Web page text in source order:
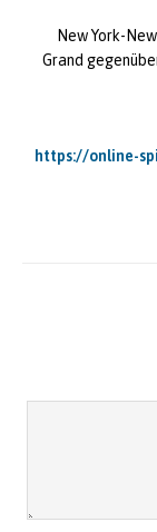
New York-
Grand
https://online-